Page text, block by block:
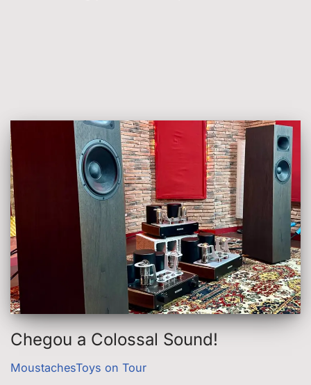
Chegou a Colossal Sound!
MoustachesToys on Tour